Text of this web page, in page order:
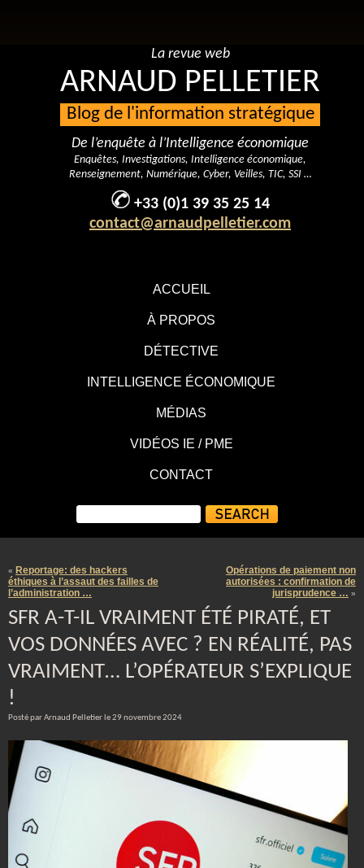
ACCUEIL
À PROPOS
DÉTECTIVE
INTELLIGENCE ÉCONOMIQUE
MÉDIAS
VIDÉOS IE / PME
CONTACT
La revue web
ARNAUD PELLETIER
Blog de l'information stratégique
De l’enquête à l’Intelligence économique
Enquêtes, Investigations, Intelligence économique,
Renseignement, Numérique, Cyber, Veilles, TIC, SSI …
+33 (0)1 39 35 25 14
contact@arnaudpelletier.com
« Reportage: des hackers
éthiques à l’assaut des failles de
l’administration …
Opérations de paiement non
autorisées : confirmation de
jurisprudence … »
SFR A-T-IL VRAIMENT ÉTÉ PIRATÉ, ET
VOS DONNÉES AVEC ? EN RÉALITÉ, PAS
VRAIMENT… L’OPÉRATEUR S’EXPLIQUE
!
Posté par Arnaud Pelletier le 29 novembre 2024